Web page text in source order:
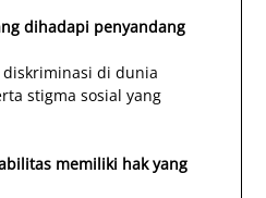
dihadapi penyandang
diskriminasi di dunia
stigma sosial yang
memiliki hak yang